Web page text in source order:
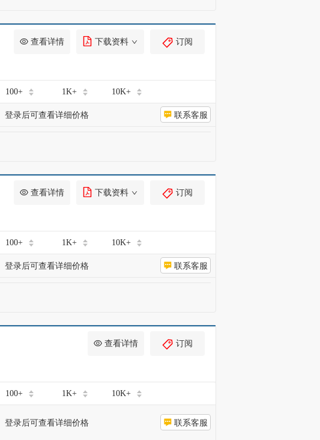
查看详情 下载资料 订阅
100+ 1K+ 10K+
登录后可查看详细价格 联系客服
查看详情 下载资料 订阅
100+ 1K+ 10K+
登录后可查看详细价格 联系客服
查看详情 订阅
100+ 1K+ 10K+
登录后可查看详细价格 联系客服